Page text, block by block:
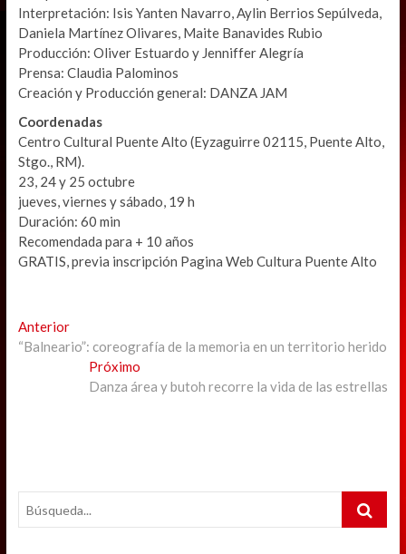
Interpretación: Isis Yanten Navarro, Aylin Berrios Sepúlveda,
Daniela Martínez Olivares, Maite Banavides Rubio
Producción: Oliver Estuardo y Jenniffer Alegría
Prensa: Claudia Palominos
Creación y Producción general: DANZA JAM
Coordenadas
Centro Cultural Puente Alto (Eyzaguirre 02115, Puente Alto,
Stgo., RM).
23, 24 y 25 octubre
jueves, viernes y sábado, 19 h
Duración: 60 min
Recomendada para + 10 años
GRATIS, previa inscripción Pagina Web Cultura Puente Alto
Navegación
de
entradas
AnteriorPrevious
post:
“Balneario”: coreografía de la memoria en un territorio herido
Próximo
post:
Danza área y butoh recorre la vida de las estrellas
Search